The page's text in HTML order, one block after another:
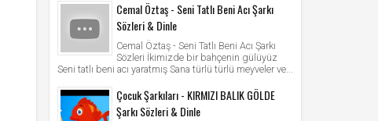
Cemal Öztaş - Seni Tatlı Beni Acı Şarkı
Sözleri & Dinle
Cemal Öztaş - Seni Tatlı Beni Acı Şarkı
Sözleri İkimizde bir bahçenin gülüyüz
Seni tatlı beni acı yaratmış Sana türlü türlü meyveler ve...
Çocuk Şarkıları - KIRMIZI BALIK GÖLDE
Şarkı Sözleri & Dinle